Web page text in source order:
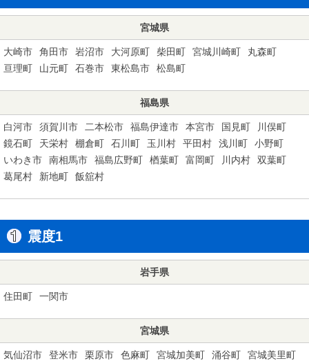
宮城県
大崎市 角田市 岩沼市 大河原町 柴田町 宮城川崎町
丸森町
亘理町
山元町 石巻市 東松島市 松島町
福島県
白河市 須賀川市 二本松市 福島伊達市 本宮市 国見町
川俣町
鏡石町
天栄村 棚倉町 石川町 玉川村 平田村 浅川町
小野町
いわき市
南相馬市 福島広野町 楢葉町 富岡町 川内村
双葉町
葛尾村
新地町 飯舘村
震度1
岩手県
住田町 一関市
宮城県
気仙沼市 登米市 栗原市 色麻町 宮城加美町 涌谷町
宮城美里町